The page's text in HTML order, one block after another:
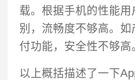
载。根据手机的性能用
别，流畅度不够高。如
付功能，安全性不够高
以上概括描述了一下